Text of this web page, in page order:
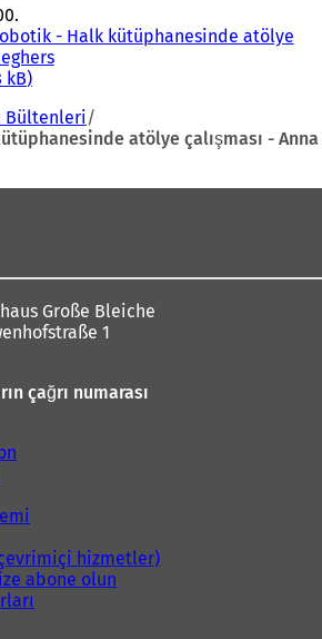
- Halk kütüphanesinde atölye
kB
Bültenleri
atölye çalışması - Anna
Große Bleiche
1
çağrı numarası
hizmetler)
abone olun